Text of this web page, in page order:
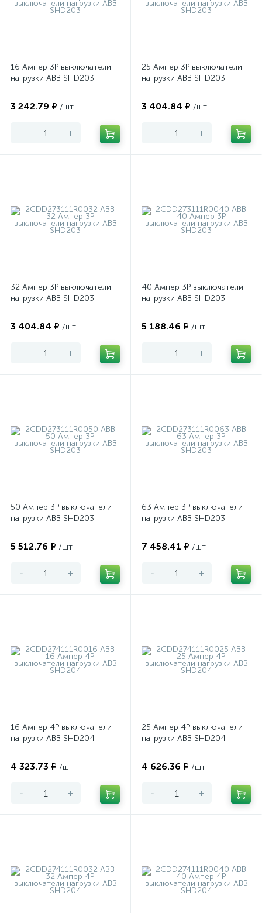
16 Ампер 3P выключатели
нагрузки ABB SHD203
3 242.79 ₽ /шт
- +
25 Ампер 3P выключатели
нагрузки ABB SHD203
3 404.84 ₽ /шт
- +
32 Ампер 3P выключатели
нагрузки ABB SHD203
3 404.84 ₽ /шт
- +
40 Ампер 3P выключатели
нагрузки ABB SHD203
5 188.46 ₽ /шт
- +
50 Ампер 3P выключатели
нагрузки ABB SHD203
5 512.76 ₽ /шт
- +
63 Ампер 3P выключатели
нагрузки ABB SHD203
7 458.41 ₽ /шт
- +
16 Ампер 4P выключатели
нагрузки ABB SHD204
4 323.73 ₽ /шт
- +
25 Ампер 4P выключатели
нагрузки ABB SHD204
4 626.36 ₽ /шт
- +